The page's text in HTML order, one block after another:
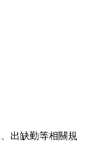
出缺勤等相關規